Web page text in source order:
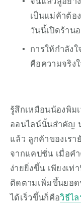
เป็นแม่ค้าต้อ
วันนี้เปิดร้าน
การให้กำลัง
คือความจริง
รู้สึกเหมือนน้องพิม
ออนไลน์นั้นสำคัญ
แล้ว ลูกค้าของเรา
จากแคปชั่น เมื่อค
ง่ายยิ่งขึ้น เพียงเ
ติดตามเพิ่มขึ้นยอ
ได้เร็วขึ้นก็คือวิธีไ